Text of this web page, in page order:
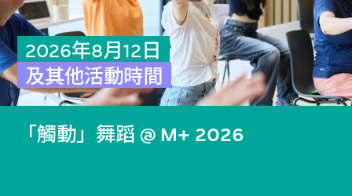
2026年8月12日
及其他活動時間
「觸動」舞蹈 @ M+ 2026